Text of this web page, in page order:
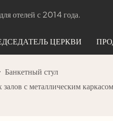
отелей с 2014 года.
ЦЕРКВИ
Банкетный стул
с металлическим